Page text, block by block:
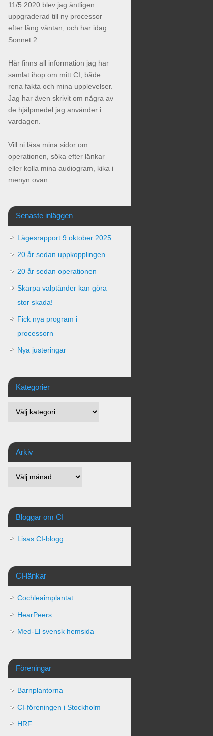
11/5 2020 blev jag äntligen
uppgraderad till ny processor
efter lång väntan, och har idag
Sonnet 2.
Här finns all information jag har
samlat ihop om mitt CI, både
rena fakta och mina upplevelser.
Jag har även skrivit om några av
de hjälpmedel jag använder i
vardagen.
Vill ni läsa mina sidor om
operationen, söka efter länkar
eller kolla mina audiogram, kika i
menyn ovan.
Senaste inläggen
Lägesrapport 9 oktober 2025
20 år sedan uppkopplingen
20 år sedan operationen
Skarpa valptänder kan göra
stor skada!
Fick nya program i
processorn
Nya justeringar
Kategorier
Arkiv
Bloggar om CI
Lisas CI-blogg
CI-länkar
Cochleaimplantat
HearPeers
Med-El svensk hemsida
Föreningar
Barnplantorna
CI-föreningen i Stockholm
HRF